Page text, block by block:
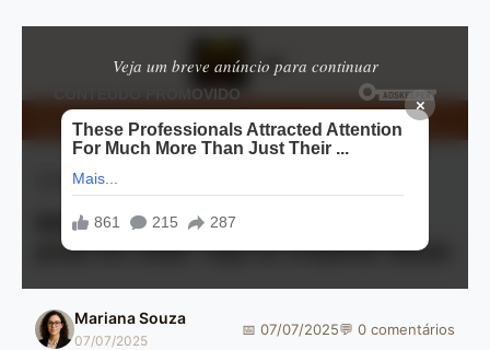
Veja um breve anúncio para continuar
×
baixar: apps de namoro que permitem enviar fotos e vídeos
Comparativos
Melhor caixa de som da JBL para
praia em 2025: veja os modelos ideais
Mariana Souza
07/07/2025
📅 07/07/2025💬 0 comentários